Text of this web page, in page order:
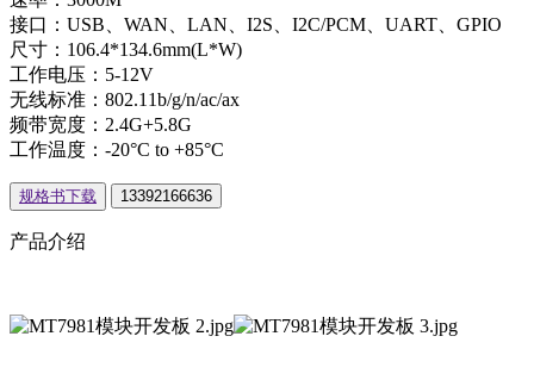
接口：USB、WAN、LAN、I2S、I2C/PCM、UART、GPIO
尺寸：106.4*134.6mm(L*W)
工作电压：5-12V
无线标准：802.11b/g/n/ac/ax
频带宽度：2.4G+5.8G
工作温度：-20°C to +85°C
规格书下载 13392166636
产品介绍